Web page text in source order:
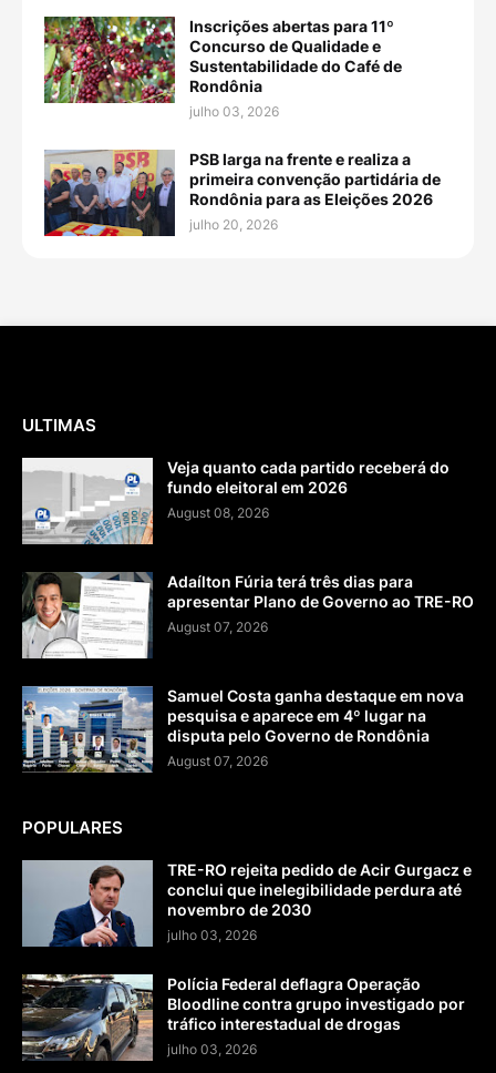
Inscrições abertas para 11º
Concurso de Qualidade e
Sustentabilidade do Café de
Rondônia
julho 03, 2026
PSB larga na frente e realiza a
primeira convenção partidária de
Rondônia para as Eleições 2026
julho 20, 2026
ULTIMAS
Veja quanto cada partido receberá do
fundo eleitoral em 2026
August 08, 2026
Adaílton Fúria terá três dias para
apresentar Plano de Governo ao TRE-RO
August 07, 2026
Samuel Costa ganha destaque em nova
pesquisa e aparece em 4º lugar na
disputa pelo Governo de Rondônia
August 07, 2026
POPULARES
TRE-RO rejeita pedido de Acir Gurgacz e
conclui que inelegibilidade perdura até
novembro de 2030
julho 03, 2026
Polícia Federal deflagra Operação
Bloodline contra grupo investigado por
tráfico interestadual de drogas
julho 03, 2026